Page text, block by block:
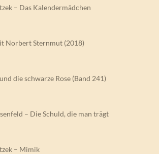
– Das Kalendermädchen
Norbert Sternmut (2018)
die schwarze Rose (Band 241)
– Die Schuld, die man trägt
– Mimik